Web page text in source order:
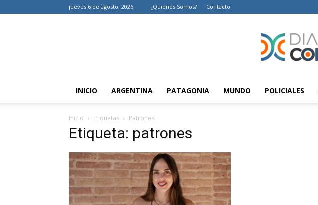
jueves 6 de agosto, 2026 ¿Quiénes Somos? Contacto
INICIO ARGENTINA PATAGONIA MUNDO POLICIALES
Inicio Etiquetas Patrones
Etiqueta: patrones